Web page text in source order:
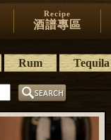
Recipe
酒譜專區
Rum Tequila